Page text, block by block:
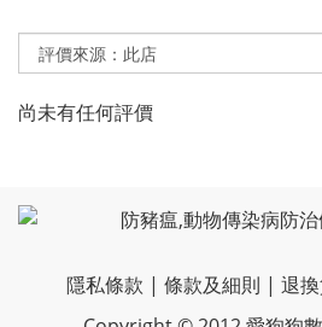
尚未有任何評價
隱私條款 | 條款及細則 | 退